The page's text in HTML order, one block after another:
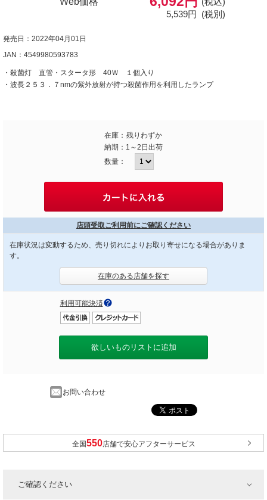
5,539円 (税別)
発売日：2022年04月01日
JAN：4549980593783
・殺菌灯 直管・スタータ形 40Ｗ １個入り
・波長２５３．７nmの紫外放射が持つ殺菌作用を利用したランプ
在庫： 残りわずか
納期： 1～2日出荷
数量：
店頭受取ご利用前にご確認ください
在庫状況は変動するため、売り切れによりお取り寄せになる場合がありま
す。
在庫のある店舗を探す
利用可能決済
欲しいものリストに追加
お問い合わせ
全国 店舗で安心アフターサービス
ご確認ください